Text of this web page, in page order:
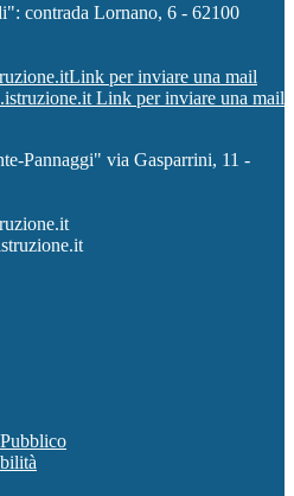
contrada Lornano, 6 - 62100
Link per inviare una mail
Link per inviare una mail
Pannaggi" via Gasparrini, 11 -